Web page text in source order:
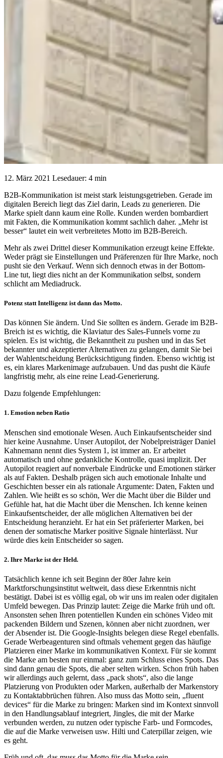
12. März 2021 Lesedauer: 4 min
B2B-Kommunikation ist meist stark leistungsgetrieben. Gerade im
digitalen Bereich liegt das Ziel darin, Leads zu generieren. Die
Marke spielt dann kaum eine Rolle. Kunden werden bombardiert
mit Fakten, die Kommunikation kommt sachlich daher. „Mehr ist
besser“ lautet ein weit verbreitetes Motto im B2B-Bereich.
Mehr als zwei Drittel dieser Kommunikation erzeugt keine Effekte.
Weder prägt sie Einstellungen und Präferenzen für Ihre Marke, noch
pusht sie den Verkauf. Wenn sich dennoch etwas in der Bottom-
Line tut, liegt dies nicht an der Kommunikation selbst, sondern
schlicht am Mediadruck.
Potenz statt Intelligenz ist dann das Motto.
Das können Sie ändern. Und Sie sollten es ändern. Gerade im B2B-
Breich ist es wichtig, die Klaviatur des Sales-Funnels vorne zu
spielen. Es ist wichtig, die Bekanntheit zu pushen und in das Set
bekannter und akzeptierter Alternativen zu gelangen, damit Sie bei
der Wahlentscheidung Berücksichtigung finden. Ebenso wichtig ist
es, ein klares Markenimage aufzubauen. Und das pusht die Käufe
langfristig mehr, als eine reine Lead-Generierung.
Dazu folgende Empfehlungen:
1. Emotion neben Ratio
Menschen sind emotionale Wesen. Auch Einkaufsentscheider sind
hier keine Ausnahme. Unser Autopilot, der Nobelpreisträger Daniel
Kahnemann nennt dies System 1, ist immer an. Er arbeitet
automatisch und ohne gedankliche Kontrolle, quasi implizit. Der
Autopilot reagiert auf nonverbale Eindrücke und Emotionen stärker
als auf Fakten. Deshalb prägen sich auch emotionale Inhalte und
Geschichten besser ein als rationale Argumente: Daten, Fakten und
Zahlen. Wie heißt es so schön, Wer die Macht über die Bilder und
Gefühle hat, hat die Macht über die Menschen. Ich kenne keinen
Einkaufsentscheider, der alle möglichen Alternativen bei der
Entscheidung heranzieht. Er hat ein Set präferierter Marken, bei
denen der somatische Marker positive Signale hinterlässt. Nur
würde dies kein Entscheider so sagen.
2. Ihre Marke ist der Held.
Tatsächlich kenne ich seit Beginn der 80er Jahre kein
Marktforschungsinstitut weltweit, dass diese Erkenntnis nicht
bestätigt. Dabei ist es völlig egal, ob wir uns im realen oder digitalen
Umfeld bewegen. Das Prinzip lautet: Zeige die Marke früh und oft.
Ansonsten sehen Ihren potentiellen Kunden ein schönes Video mit
packenden Bildern und Szenen, können aber nicht zuordnen, wer
der Absender ist. Die Google-Insights belegen diese Regel ebenfalls.
Gerade Werbeagenturen sind oftmals vehement gegen das häufige
Platzieren einer Marke im kommunikativen Kontext. Für sie kommt
die Marke am besten nur einmal: ganz zum Schluss eines Spots. Das
sind dann genau die Spots, die aber selten wirken. Schon früh haben
wir allerdings auch gelernt, dass „pack shots“, also die lange
Platzierung von Produkten oder Marken, außerhalb der Markenstory
zu Kontaktabbrüchen führen. Also muss das Motto sein, „fluent
devices“ für die Marke zu bringen: Marken sind im Kontext sinnvoll
in den Handlungsablauf integriert, Jingles, die mit der Marke
verbunden werden, zu nutzen oder typische Farb- und Formcodes,
die auf die Marke verweisen usw. Hilti und Caterpillar zeigen, wie
es geht.